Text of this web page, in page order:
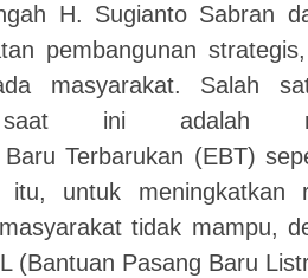
H. Sugianto Sabran
pembangunan
masyarakat. Salah
saat ini adalah
Terbarukan (EBT)
itu, untuk meningkatkan
tidak mampu,
(Bantuan Pasang Baru